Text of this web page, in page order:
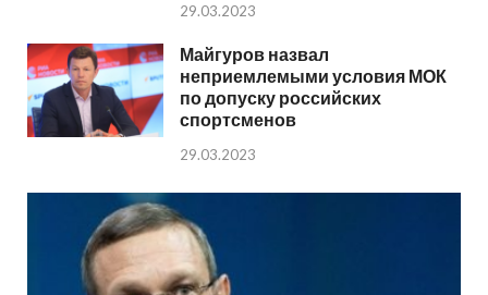
29.03.2023
Майгуров назвал
неприемлемыми условия МОК
по допуску российских
спортсменов
29.03.2023